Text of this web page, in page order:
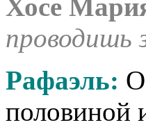
Хосе
проводишь
Рафаэль:
половиной